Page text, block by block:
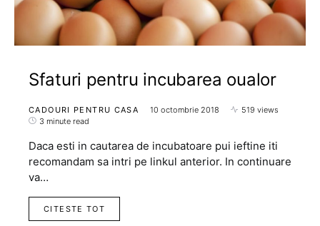
Sfaturi pentru incubarea oualor
CADOURI PENTRU CASA 10 octombrie 2018
519 views
3 minute read
Daca esti in cautarea de incubatoare pui ieftine iti
recomandam sa intri pe linkul anterior. In continuare
va…
CITESTE TOT